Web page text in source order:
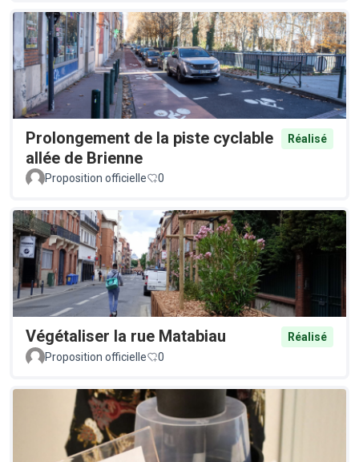
Prolongement de la piste cyclable
allée de Brienne
Réalisé
Proposition officielle 0
Végétaliser la rue Matabiau
Réalisé
Proposition officielle
0